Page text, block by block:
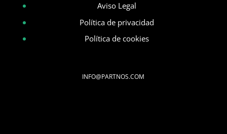
Aviso Legal
Política de privacidad
Política de cookies
INFO@PARTNOS.COM